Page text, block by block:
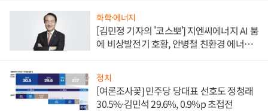
화학·에너지
[김민정 기자의 '코스뽀'] 지엔씨에너지 AI 붐
에 비상발전기 호황, 안병철 친환경 에너지
정치
[여론조사꽃] 민주당 당대표 선호도 정청래
30.5%·김민석 29.6%, 0.9%p 초접전